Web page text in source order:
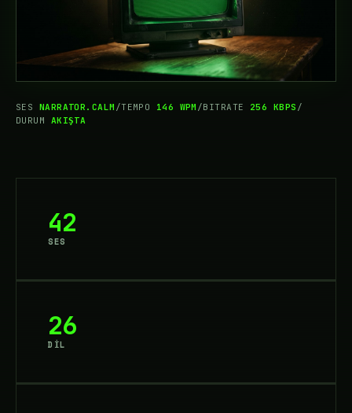
SES NARRATOR.CALM /TEMPO 146 WPM /BITRATE 256 KBPS /
DURUM AKIŞTA
42
SES
26
DİL